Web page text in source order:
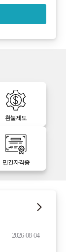
환불제도
민간자격증
2026-08-04